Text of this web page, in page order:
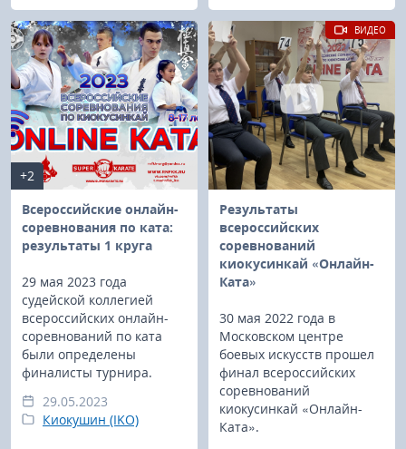
+2
Всероссийские онлайн-
соревнования по ката:
результаты 1 круга
29 мая 2023 года
судейской коллегией
всероссийских онлайн-
соревнований по ката
были определены
финалисты турнира.
29.05.2023
Киокушин (IKO)
Результаты
всероссийских
соревнований
киокусинкай «Онлайн-
Ката»
30 мая 2022 года в
Московском центре
боевых искусств прошел
финал всероссийских
соревнований
киокусинкай «Онлайн-
Ката».
ВИДЕО